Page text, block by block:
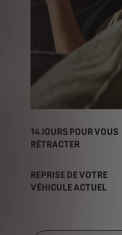
14 JOURS POUR VOUS
RÉTRACTER
REPRISE DE VOTRE
VÉHICULE ACTUEL